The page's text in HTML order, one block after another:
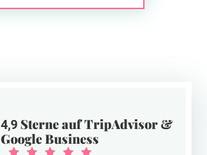
4,9Sterne auf TripAdvisor &
Google Business